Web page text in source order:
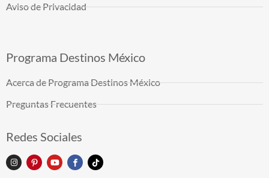
Aviso de Privacidad
Programa Destinos México
Acerca de Programa Destinos México
Preguntas Frecuentes
Redes Sociales